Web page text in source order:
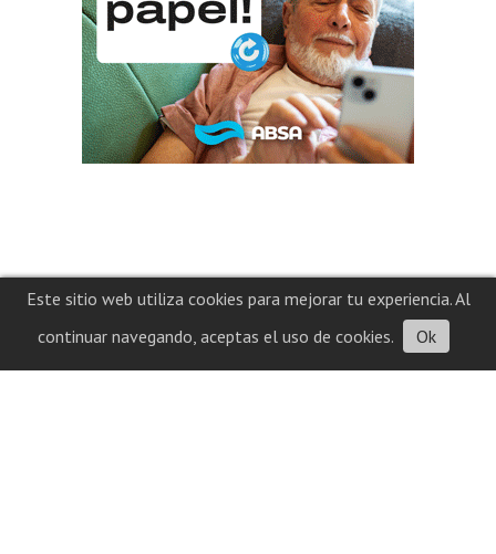
Este sitio web utiliza cookies para mejorar tu experiencia. Al
continuar navegando, aceptas el uso de cookies.
Ok